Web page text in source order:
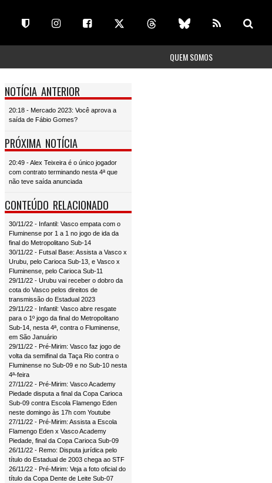
QUEM SOMOS
NOTÍCIA ANTERIOR
20:18 - Mercado 2023: Você aprova a
saída de Fábio Gomes?
PRÓXIMA NOTÍCIA
20:49 - Alex Teixeira é o único jogador
com contrato terminando nesta 4ª que
não teve saída anunciada
CONTEÚDO RELACIONADO
30/11/22 - Infantil: Vasco empata com o
Fluminense por 1 a 1 no jogo de ida da
final do Metropolitano Sub-14
30/11/22 - Futsal Base: Assista a Vasco x
Urubu, pelo Carioca Sub-13, e Vasco x
Fluminense, pelo Carioca Sub-11
29/11/22 - Urubu vai receber o dobro da
cota do Vasco pelos direitos de
transmissão do Estadual 2023
29/11/22 - Infantil: Vasco abre resgate
para o 1º jogo da final do Metropolitano
Sub-14, nesta 4ª, contra o Fluminense,
em São Januário
29/11/22 - Pré-Mirim: Vasco faz jogo de
volta da semifinal da Taça Rio contra o
Fluminense no Sub-09 e no Sub-10 nesta
4ª-feira
27/11/22 - Pré-Mirim: Vasco Academy
Piedade disputa a final da Copa Carioca
Sub-09 contra Escola Flamengo Eden
neste domingo às 17h com Youtube
27/11/22 - Pré-Mirim: Assista a Escola
Flamengo Eden x Vasco Academy
Piedade, final da Copa Carioca Sub-09
26/11/22 - Remo: Disputa jurídica pelo
título do Estadual de 2003 chega ao STF
26/11/22 - Pré-Mirim: Veja a foto oficial do
título da Copa Dente de Leite Sub-07